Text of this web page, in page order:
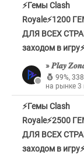
⚡Гемы Clash
Royale⚡1200
ДЛЯ ВСЕХ
заходом в
» 𝑷𝒍𝒂𝒚
99%,
на рынке 3
⚡Гемы Clash
Royale⚡2500
ДЛЯ ВСЕХ
заходом в